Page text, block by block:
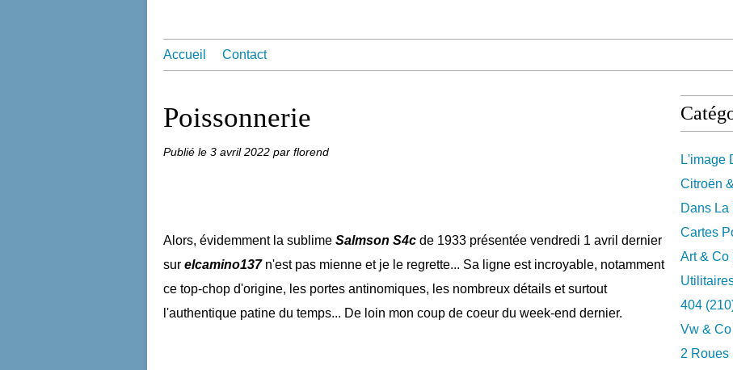
Accueil Contact
Poissonnerie
Publié le 3 avril 2022 par florend
Alors, évidemment la sublime Salmson S4c de 1933 présentée vendredi 1 avril dernier
sur elcamino137n'est pas mienne et je le regrette... Sa ligne est incroyable, notamment
ce top-chop d'origine, les portes antinomiques, les nombreux détails et surtout
l'authentique patine du temps... De loin mon coup de coeur du week-end dernier.
L'image
Citroën
Dans La
Cartes
Art & Co
404
Vw & Co
2 Roues